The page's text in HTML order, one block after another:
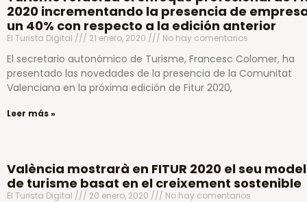
2020 incrementando la presencia de
un 40% con respecto a la edición anterior
El Turista Digital 21 enero, 2020 No hay comentarios
El secretario autonómico de Turisme, Francesc Colomer, ha
presentado las novedades de la presencia de la Comunitat
Valenciana en la próxima edición de Fitur 2020,
Leer más »
València mostrarà en FITUR 2020 el seu model
de turisme basat en el creixement sostenible
El Turista Digital 20 enero, 2020 No hay comentarios